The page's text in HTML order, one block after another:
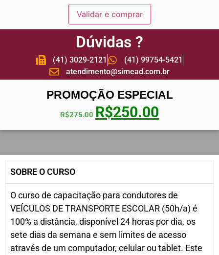
Validar e comprar
Dúvidas ?
(41) 3029-2121
(41) 99754-5421
atendimento@simead.com.br
PROMOÇÃO ESPECIAL
R$275.00 R$250.00
SOBRE O CURSO
O curso de capacitação para condutores de
VEÍCULOS DE TRANSPORTE ESCOLAR (50h/a) é
100% a distância, disponível 24 horas por dia, os
sete dias da semana e sem limites de acesso
através de um computador, celular ou tablet. Este